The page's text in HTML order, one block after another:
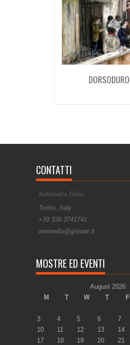
DORSODURO
CONTATTI
Antonella Ghio
Torino, Italy
+39 339 3741741
antonella@ghioart.it
MOSTRE ED EVENTI
August 2026
M
T W T F
3
4 5 6 7
10
11 12 13 14
17
18 19 20 21